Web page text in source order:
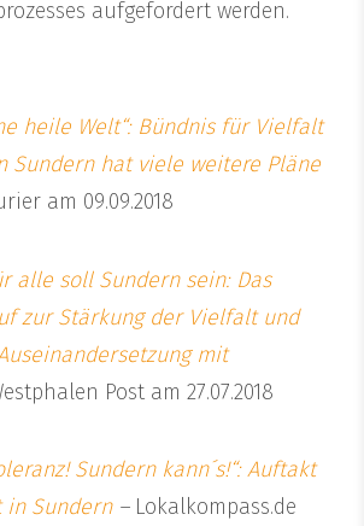
aufgefordert werden.
heile Welt“: Bündnis für Vielfalt
Sundern hat viele weitere Pläne
am 09.09.2018
alle soll Sundern sein: Das
zur Stärkung der Vielfalt und
mit
Post am 27.07.2018
Sundern kann´s!“: Auftakt
in Sundern– Lokalkompass.de